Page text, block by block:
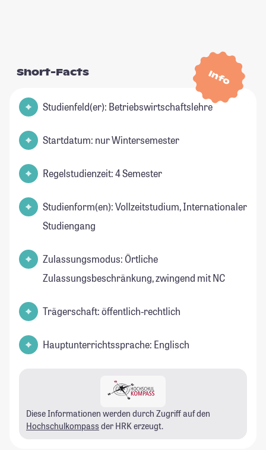
Info
Short-Facts
Studienfeld(er): Betriebswirtschaftslehre
Startdatum: nur Wintersemester
Regelstudienzeit: 4 Semester
Studienform(en): Vollzeitstudium, Internationaler
Studiengang
Zulassungsmodus: Örtliche
Zulassungsbeschränkung, zwingend mit NC
Trägerschaft: öffentlich-rechtlich
Hauptunterrichtssprache: Englisch
Diese Informationen werden durch Zugriff auf den
Hochschulkompass der HRK erzeugt.